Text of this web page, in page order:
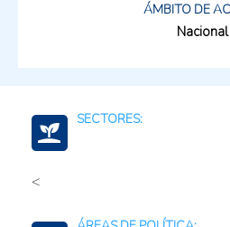
ÁMBITO DE
Nacional
SECTORES:
<